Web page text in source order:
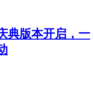
典版本开启，一